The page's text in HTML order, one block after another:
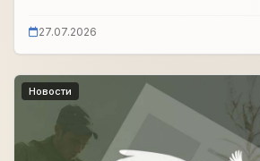
27.07.2026
Новости